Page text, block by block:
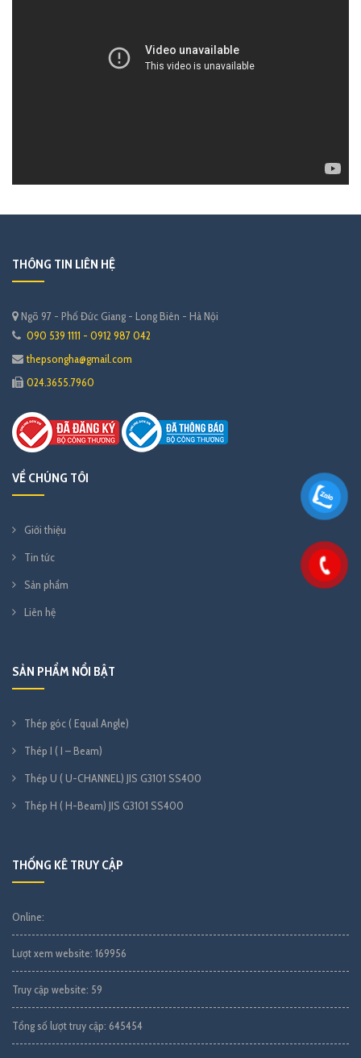
THÔNG TIN LIÊN HỆ
Ngõ 97 - Phố Đức Giang - Long Biên - Hà Nội
090 539 1111 - 0912 987 042
thepsongha@gmail.com
024.3655.7960
VỀ CHÚNG TÔI
Giới thiệu
Tin tức
Sản phẩm
Liên hệ
SẢN PHẨM NỔI BẬT
Thép góc ( Equal Angle)
Thép I ( I – Beam)
Thép U ( U-CHANNEL) JIS G3101 SS400
Thép H ( H-Beam) JIS G3101 SS400
THỐNG KÊ TRUY CẬP
Online:
Lượt xem website: 169956
Truy cập website: 59
Tổng số lượt truy cập: 645454